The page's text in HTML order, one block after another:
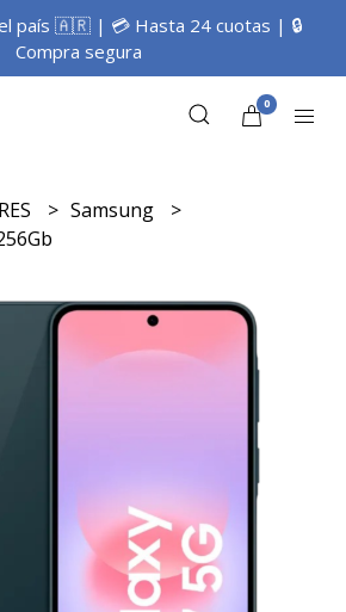
país 🇦🇷 | 💳 Hasta 24 cuotas | 🔒
Compra segura
0
Samsung